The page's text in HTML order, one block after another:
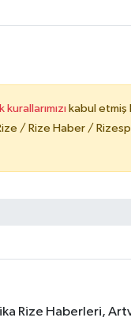
kabul etmiş
/ Rize Haber /
Rize Haberleri,